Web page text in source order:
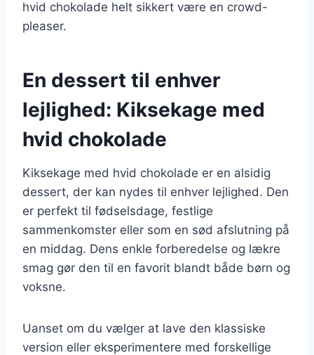
hvid chokolade helt sikkert være en crowd-
pleaser.
En dessert til enhver
lejlighed: Kiksekage med
hvid chokolade
Kiksekage med hvid chokolade er en alsidig
dessert, der kan nydes til enhver lejlighed. Den
er perfekt til fødselsdage, festlige
sammenkomster eller som en sød afslutning på
en middag. Dens enkle forberedelse og lækre
smag gør den til en favorit blandt både børn og
voksne.
Uanset om du vælger at lave den klassiske
version eller eksperimentere med forskellige